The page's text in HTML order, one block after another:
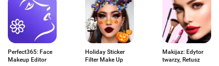
Perfect365: Face
Makeup Editor
Holiday Sticker
Filter Make Up
Makijaz: Edytor
twarzy, Retusz